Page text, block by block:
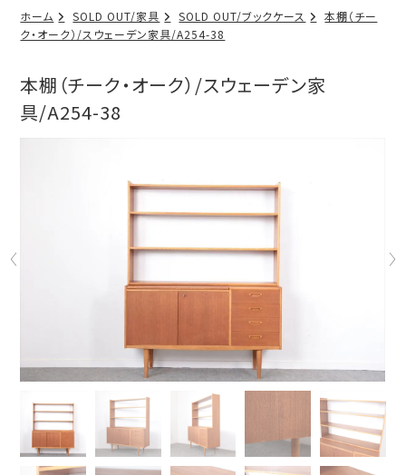
ホーム SOLD OUT/家具 SOLD OUT/ブックケース
本棚（チー
ク・オーク）/スウェーデン家具/A254-38
本棚（チーク・オーク）/スウェーデン家
具/A254-38